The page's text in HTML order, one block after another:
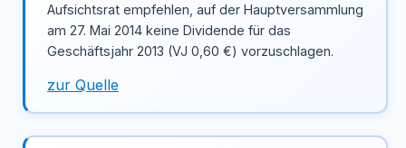
Aufsichtsrat empfehlen, auf der Hauptversammlung
am 27. Mai 2014 keine Dividende für das
Geschäftsjahr 2013 (VJ 0,60 €) vorzuschlagen.
zur Quelle